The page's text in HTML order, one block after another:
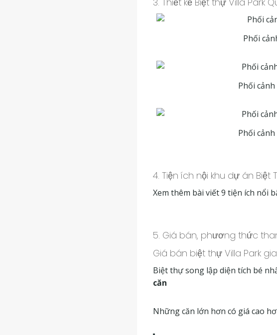
Phối
Phối
Phối
4. Tiện ích nội khu dự án Biệt
Xem thêm bài viết 9 tiện ích nổi
5. Giá bán, phương thức
Giá bán biệt thự Villa Park
Biệt thự song lập diện tích bé
căn
Những căn lớn hơn có giá cao